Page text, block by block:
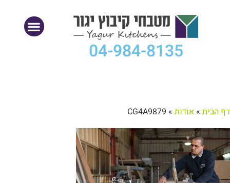
04-984-8135
דף הבית » אודות »
CG4A9879